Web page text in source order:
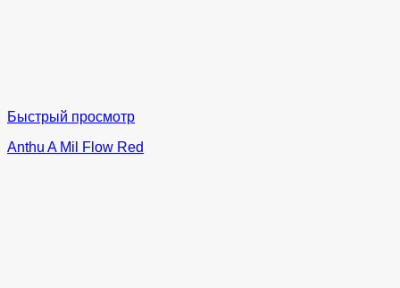
Быстрый просмотр
Anthu A Mil Flow Red